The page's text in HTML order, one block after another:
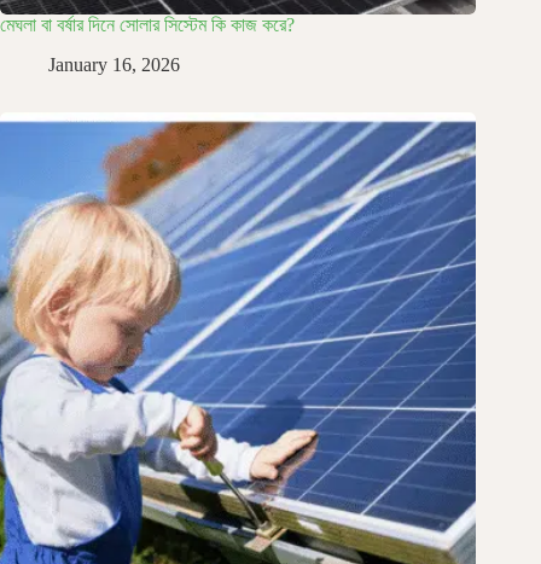
মেঘলা বা বর্ষার দিনে সোলার সিস্টেম কি কাজ করে?
January 16, 2026